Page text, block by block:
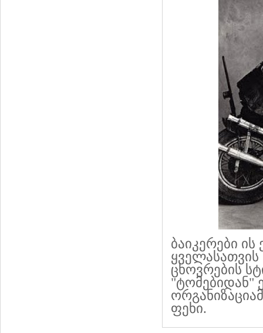
ბაიკერები
ცხოვრების
"ტომებიდან"
ფეხი.